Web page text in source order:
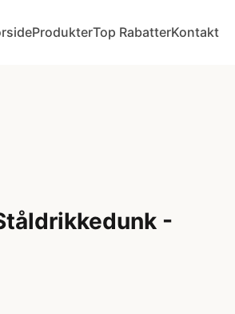
ProdukterTop RabatterKontakt
-